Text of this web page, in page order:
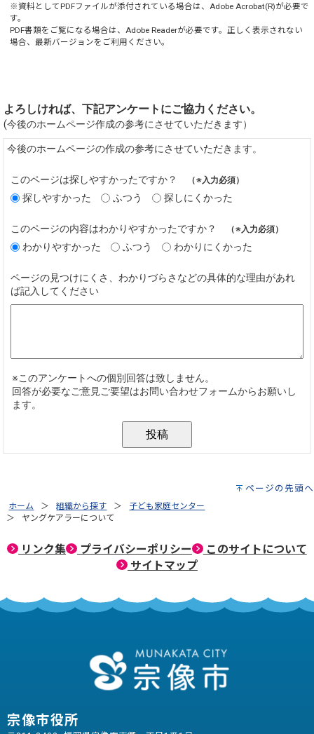
※資料としてPDFファイルが添付されている場合は、 Adobe Acrobat(R)が必要で
す。
PDF書類をご覧になる場合は、 Adobe Readerが必要です。正しく表示されない
場合、最新バージョンをご利用ください。
ページの先頭へ
ホーム 組織から探す
子ども家庭センター
ヤングケアラーについて
リンク集 プライバシーポリシー
このサイトについて
サイトマップ
宗像市役所